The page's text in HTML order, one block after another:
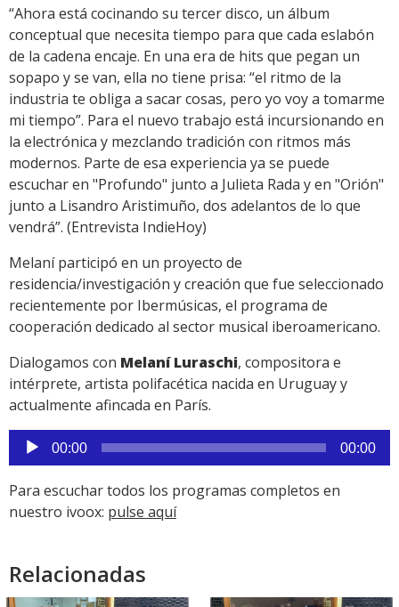
Link
“Ahora está cocinando su tercer disco, un álbum
conceptual que necesita tiempo para que cada eslabón
de la cadena encaje. En una era de hits que pegan un
sopapo y se van, ella no tiene prisa: “el ritmo de la
industria te obliga a sacar cosas, pero yo voy a tomarme
mi tiempo”. Para el nuevo trabajo está incursionando en
la electrónica y mezclando tradición con ritmos más
modernos. Parte de esa experiencia ya se puede
escuchar en "Profundo" junto a Julieta Rada y en "Orión"
junto a Lisandro Aristimuño, dos adelantos de lo que
vendrá”. (Entrevista IndieHoy)
Melaní participó en un proyecto de
residencia/investigación y creación que fue seleccionado
recientemente por Ibermúsicas, el programa de
cooperación dedicado al sector musical iberoamericano.
Dialogamos con Melaní Luraschi, compositora e
intérprete, artista polifacética nacida en Uruguay y
actualmente afincada en París.
Reproductor
de
audio
00:00 00:00
Para escuchar todos los programas completos en
nuestro ivoox: pulse aquí
Relacionadas